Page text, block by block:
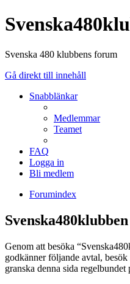
Svenska 480 klubbens forum
Gå direkt till innehåll
Snabblänkar
Medlemmar
Teamet
FAQ
Logga in
Bli medlem
Forumindex
Genom att besöka
godkänner följande avtal,
granska denna sida